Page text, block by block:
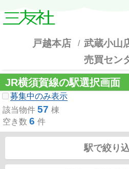
戸越本店 武蔵小山
売買セン
JR横須賀線の駅選択画面
募集中のみ表示
該当物件 57 棟
空き数 6 件
駅で絞り